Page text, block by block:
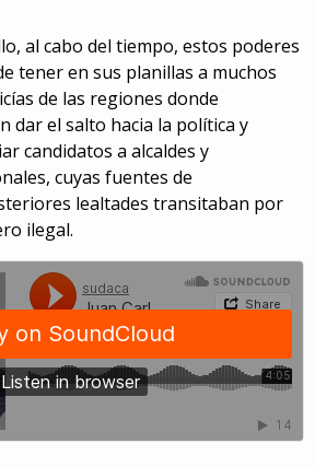
al cabo del tiempo, estos poderes
tener en sus planillas a muchos
de las regiones donde
dar el salto hacia la política y
candidatos a alcaldes y
cuyas fuentes de
lealtades transitaban por
ilegal.